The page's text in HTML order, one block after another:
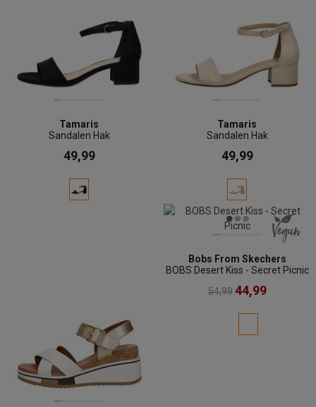
Tamaris
Sandalen Hak
49,99
Tamaris
Sandalen Hak
49,99
Bobs From Skechers
BOBS Desert Kiss - Secret Picnic
54,99 44,99